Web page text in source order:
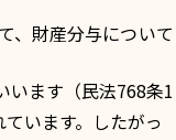
、財産分与について
います（民法768条1
います。したがっ